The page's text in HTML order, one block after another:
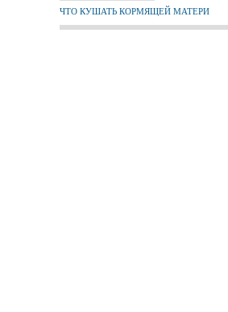
ЧТО КУШАТЬ КОРМЯЩЕЙ МАТЕРИ